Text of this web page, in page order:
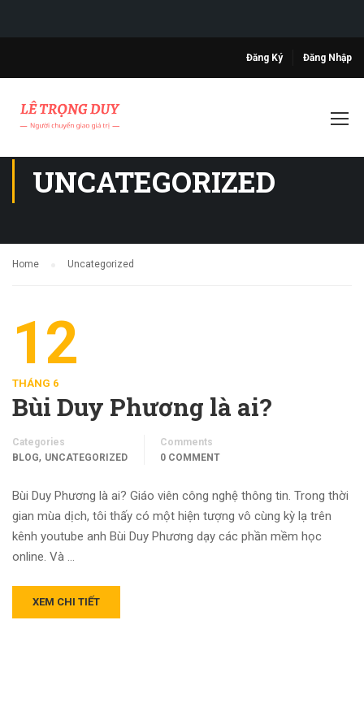
Đăng Ký Đăng Nhập
UNCATEGORIZED
Home Uncategorized
12
THÁNG 6
Bùi Duy Phương là ai?
Categories
BLOG, UNCATEGORIZED
Comments
0 COMMENT
Bùi Duy Phương là ai? Giáo viên công nghệ thông tin. Trong thời
gian mùa dịch, tôi thấy có một hiện tượng vô cùng kỳ lạ trên
kênh youtube anh Bùi Duy Phương dạy các phần mềm học
online. Và …
XEM CHI TIẾT